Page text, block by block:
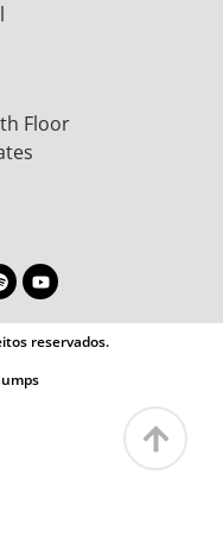
Floor
reservados.